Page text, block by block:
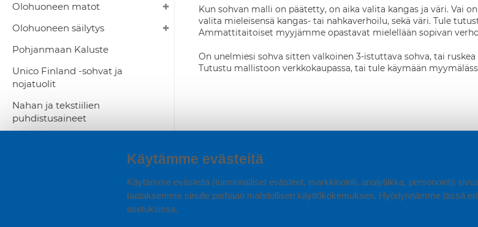
Käytämme evästeitä
Käytämme evästeitä (toiminnalliset evästeet, markkinointi, analytiikka, personointi)
taataksemme sinulle parhaan mahdollisen käyttökokemuksen. Hyödynnämme tässä
asetuksissa.
Olohuoneen matot
Olohuoneen säilytys
Pohjanmaan Kaluste
Unico Finland -sohvat ja
nojatuolit
Nahan ja tekstiilien
puhdistusaineet
Kun sohvan malli on päätetty, on aika valita kangas ja väri. Vai
valita mieleisensä kangas- tai nahkaverhoilu, sekä väri. Tule
Ammattitaitoiset myyjämme opastavat mielellään sopivan
On unelmiesi sohva sitten valkoinen 3-istuttava sohva, tai
Tutustu mallistoon verkkokaupassa, tai tule käymään